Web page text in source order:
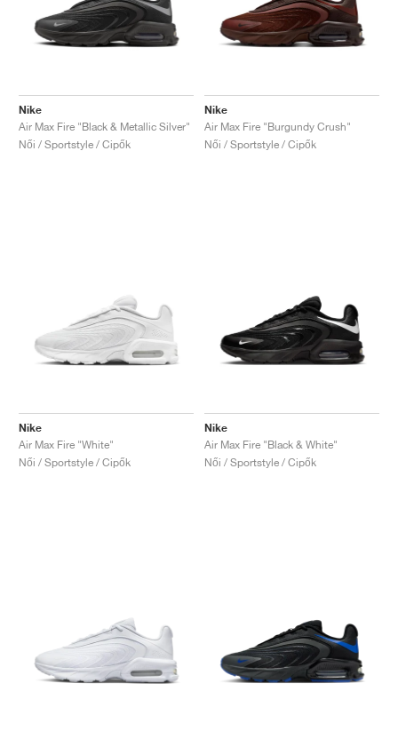
Nike
Air Max Fire "Black & Metallic Silver"
Női / Sportstyle / Cipők
Nike
Air Max Fire "Burgundy Crush"
Női / Sportstyle / Cipők
Nike
Air Max Fire "White"
Női / Sportstyle / Cipők
Nike
Air Max Fire "Black & White"
Női / Sportstyle / Cipők